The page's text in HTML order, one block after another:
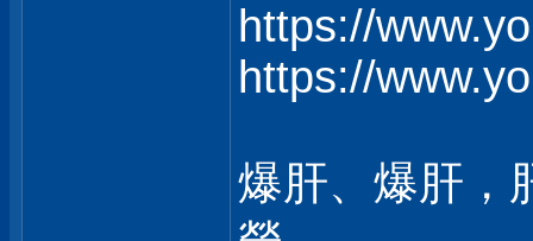
https://
https://
爆肝、爆肝，